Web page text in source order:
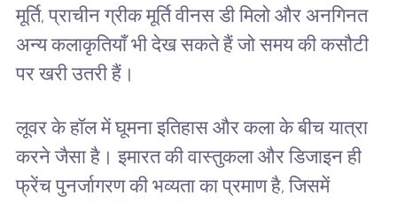
मूर्ति, प्राचीन ग्रीक मूर्ति वीनस डी मिलो और अनगिनत
अन्य कलाकृतियाँ भी देख सकते हैं जो समय की कसौटी
पर खरी उतरी हैं।
लूवर के हॉल में घूमना इतिहास और कला के बीच यात्रा
करने जैसा है। इमारत की वास्तुकला और डिजाइन ही
फ्रेंच पुनर्जागरण की भव्यता का प्रमाण है, जिसमें